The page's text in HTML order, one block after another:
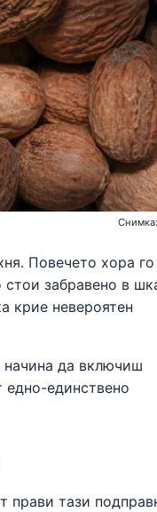
Повечето хора го
стои забравено в
крие невероятен
начина да включиш
единствено
прави тази